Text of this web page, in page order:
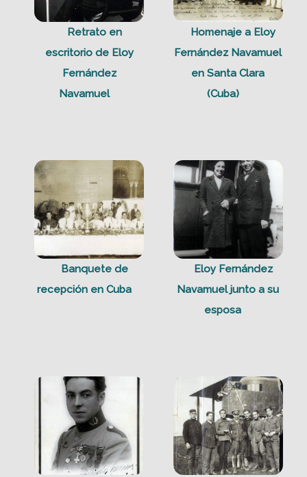
Retrato en
escritorio de Eloy
Fernández
Navamuel
Homenaje a Eloy
Fernández Navamuel
en Santa Clara
(Cuba)
Banquete de
recepción en Cuba
Eloy Fernández
Navamuel junto a su
esposa